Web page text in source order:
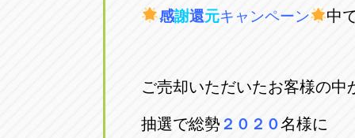
感謝還元キャンペーン 中
ご売却いただいたお客様の中
抽選で総勢 ２０２０名様に